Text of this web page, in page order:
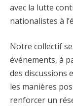
avec la lutte
nationalistes à
Notre collectif
événements, à
des discussions
les manières
renforcer un